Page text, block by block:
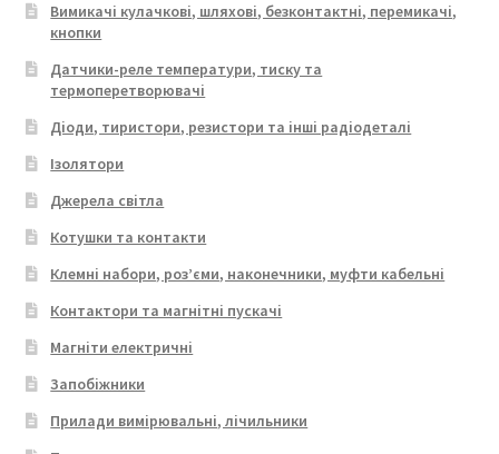
Вимикачі кулачкові, шляхові, безконтактні, перемикачі,
кнопки
Датчики-реле температури, тиску та
термоперетворювачі
Діоди, тиристори, резистори та інші радіодеталі
Ізолятори
Джерела світла
Котушки та контакти
Клемні набори, роз’єми, наконечники, муфти кабельні
Контактори та магнітні пускачі
Магніти електричні
Запобіжники
Прилади вимірювальні, лічильники